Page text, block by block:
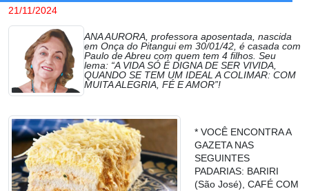
21/11/2024
ANA AURORA, professora aposentada, nascida
em Onça do Pitangui em 30/01/42, é casada com
Paulo de Abreu com quem tem 4 filhos. Seu
lema: “A VIDA SÓ É DIGNA DE SER VIVIDA,
QUANDO SE TEM UM IDEAL A COLIMAR: COM
MUITA ALEGRIA, FÉ E AMOR”!
* VOCÊ ENCONTRA A
GAZETA NAS
SEGUINTES
PADARIAS: BARIRI
(São José), CAFÉ COM